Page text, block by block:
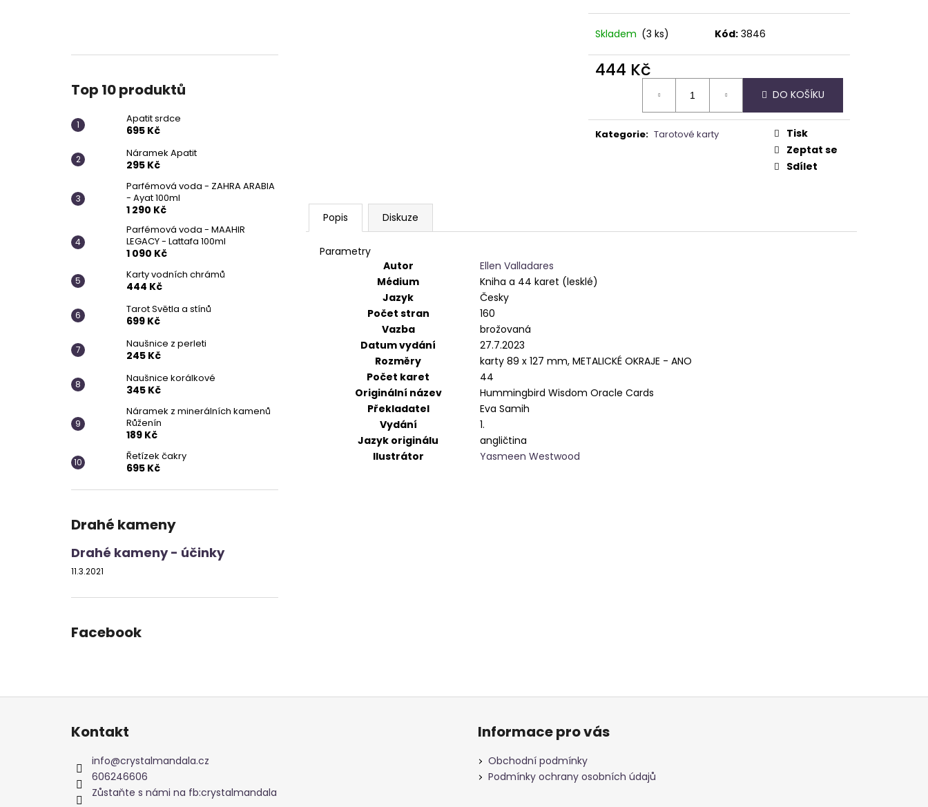
Top 10 produktů
Apatit srdce
695 Kč
Náramek Apatit
295 Kč
Parfémová voda - ZAHRA ARABIA
- Ayat 100ml
1 290 Kč
Parfémová voda - MAAHIR
LEGACY - Lattafa 100ml
1 090 Kč
Karty vodních chrámů
444 Kč
Tarot Světla a stínů
699 Kč
Naušnice z perleti
245 Kč
Naušnice korálkové
345 Kč
Náramek z minerálních kamenů
Růženín
189 Kč
Řetízek čakry
695 Kč
Drahé kameny
Drahé kameny - účinky
11.3.2021
Facebook
Skladem (3 ks) Kód: 3846
444 Kč
DO KOŠÍKU
Kategorie: Tarotové karty
Tisk
Zeptat se
Sdílet
Popis Diskuze
Parametry
Autor
Ellen Valladares
Médium
Kniha a 44 karet (lesklé)
Jazyk
Česky
Počet stran
160
Vazba
brožovaná
Datum vydání
27.7.2023
Rozměry
karty 89 x 127 mm, METALICKÉ OKRAJE - ANO
Počet karet
44
Originální název
Hummingbird Wisdom Oracle Cards
Překladatel
Eva Samih
Vydání
1.
Jazyk originálu
angličtina
Ilustrátor
Yasmeen Westwood
Z
Kontakt
info@crystalmandala.cz
606246606
Zůstaňte s námi na fb:crystalmandala
Informace pro vás
Obchodní podmínky
Podmínky ochrany osobních údajů